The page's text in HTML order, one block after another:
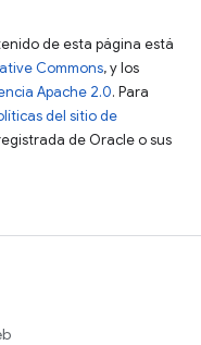
de esta página está
Commons, y los
Apache 2.0. Para
del sitio de
de Oracle o sus